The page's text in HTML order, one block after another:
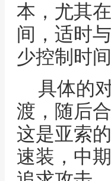
本，尤其
间，适时
少控制时
具体的
渡，随后
这是亚索
速装，中